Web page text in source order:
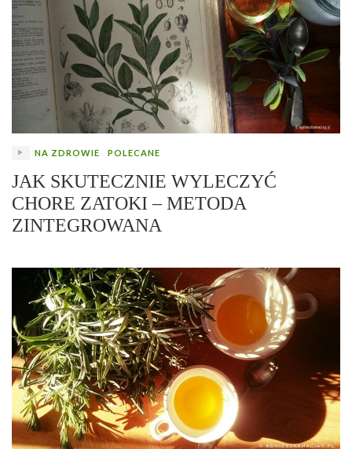
NA ZDROWIE POLECANE
JAK SKUTECZNIE WYLECZYĆ
CHORE ZATOKI – METODA
ZINTEGROWANA